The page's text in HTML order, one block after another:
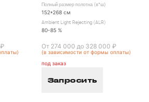
Полный размер полотна (в*ш)
152*268 см
Ambient Light Rejecting (ALR)
80-85 %
От 274 000 до 328 000 ₽
(в зависимости от формы оплаты)
под заказ
Запросить